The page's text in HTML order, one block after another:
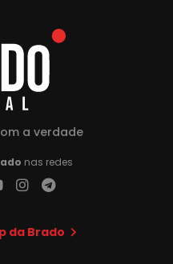
a verdade
nas redes
da Brado